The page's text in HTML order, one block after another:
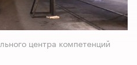
центра компетенций